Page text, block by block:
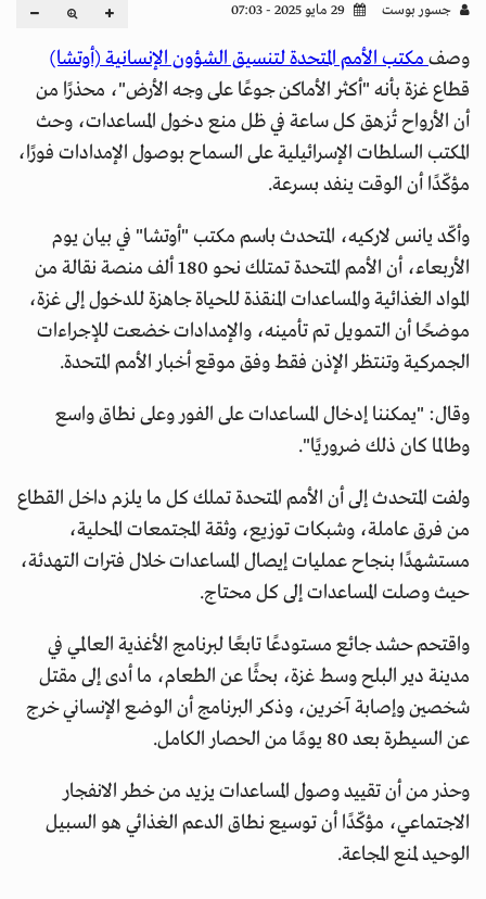
جسور بوست
وصفمكتب الأمم المتحدة لتنسيق الشؤون الإنسانية (أوتشا)
قطاع غزة بأنه "أكثر الأماكن جوعًا على وجه الأرض"، محذرًا من
أن الأرواح تُزهق كل ساعة في ظل منع دخول المساعدات، وحث
المكتب السلطات الإسرائيلية على السماح بوصول الإمدادات فورًا،
مؤكّدًا أن الوقت ينفد بسرعة.
وأكّد يانس لاركيه، المتحدث باسم مكتب "أوتشا" في بيان يوم
الأربعاء، أن الأمم المتحدة تمتلك نحو 180 ألف منصة نقالة من
المواد الغذائية والمساعدات المنقذة للحياة جاهزة للدخول إلى غزة،
موضحًا أن التمويل تم تأمينه، والإمدادات خضعت للإجراءات
الجمركية وتنتظر الإذن فقط وفق موقع أخبار الأمم المتحدة.
وقال: "يمكننا إدخال المساعدات على الفور وعلى نطاق واسع
وطالما كان ذلك ضروريًا".
ولفت المتحدث إلى أن الأمم المتحدة تملك كل ما يلزم داخل القطاع
من فرق عاملة، وشبكات توزيع، وثقة المجتمعات المحلية،
مستشهدًا بنجاح عمليات إيصال المساعدات خلال فترات التهدئة،
حيث وصلت المساعدات إلى كل محتاج.
واقتحم حشد جائع مستودعًا تابعًا لبرنامج الأغذية العالمي في
مدينة دير البلح وسط غزة، بحثًا عن الطعام، ما أدى إلى مقتل
شخصين وإصابة آخرين، وذكر البرنامج أن الوضع الإنساني خرج
عن السيطرة بعد 80 يومًا من الحصار الكامل.
وحذر من أن تقييد وصول المساعدات يزيد من خطر الانفجار
الاجتماعي، مؤكّدًا أن توسيع نطاق الدعم الغذائي هو السبيل
الوحيد لمنع المجاعة.